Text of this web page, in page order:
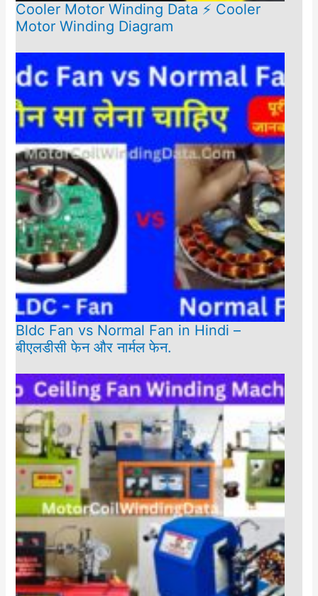
Cooler Motor Winding Data ⚡ Cooler
Motor Winding Diagram
Bldc Fan vs Normal Fan in Hindi –
बीएलडीसी फेन और नार्मल फेन.